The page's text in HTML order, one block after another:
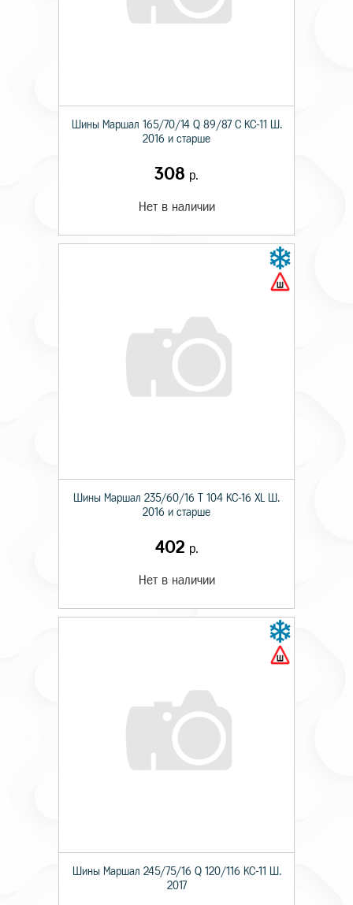
Шины Маршал 165/70/14 Q 89/87 C KС-11 Ш.
2016 и старше
308 р.
Нет в наличии
Шины Маршал 235/60/16 T 104 KС-16 XL Ш.
2016 и старше
402 р.
Нет в наличии
Шины Маршал 245/75/16 Q 120/116 KС-11 Ш.
2017